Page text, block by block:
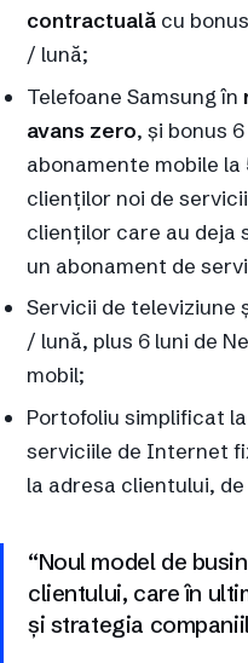
contractuală cu
/ lună;
Telefoane Samsung în
avans zero, și bonus
abonamente mobile
clienților noi de
clienților care au deja
un abonament de
Servicii de televiziune
/ lună, plus 6 luni de
mobil;
Portofoliu simplificat la
serviciile de Internet
la adresa clientului, de
“Noul model de
clientului, care în
și strategia